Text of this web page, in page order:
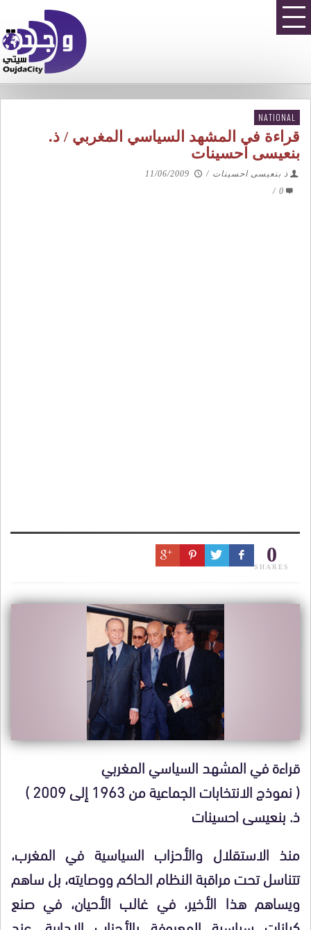
NATIONAL
قراءة في المشهد السياسي المغربي / ذ.
بنعيسى احسينات
ذ بنعيسى احسينات /
11/06/2009
0
/
0
SHARES
قراءة في المشهد السياسي المغربي
( نموذج الانتخابات الجماعية من 1963 إلى 2009 )
ذ. بنعيسى احسينات
منذ الاستقلال والأحزاب السياسية في المغرب،
تتناسل تحت مراقبة النظام الحاكم ووصايته، بل ساهم
ويساهم هذا الأخير، في غالب الأحيان، في صنع